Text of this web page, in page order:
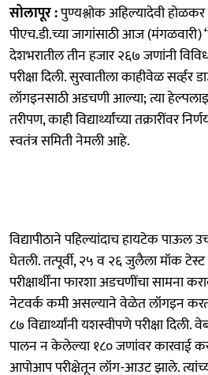
सोलापूर :पुण्यश्लोक अहिल्यादेवी होळकर
पीएच.डी.च्या जागांसाठी आज (मंगळवारी)
देशभरातील तीन हजार २६७ जणांनी
परीक्षा दिली. सुरवातीला काहीवेळ सर्व्हर
लॉगइनसाठी अडचणी आल्या; त्या
तरीपण, काही विद्यार्थ्यांच्या तक्रारींवर
स्वतंत्र समिती नेमली आहे.
विद्यापीठाने पहिल्यांदाच हायटेक पाऊल
घेतली. तत्पूर्वी, २५ व २६ जुलैला मॉक
परीक्षार्थींना फारशा अडचणींचा सामना
नेटवर्क कमी असल्याने वेळेत लॉगइन
८७ विद्यार्थ्यांनी यशस्वीपणे परीक्षा
पालन न केलेल्या १८० जणांवर कारवाई
आपोआप परीक्षेतून लॉग-आउट झाले.